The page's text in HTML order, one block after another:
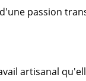
passion
artisanal